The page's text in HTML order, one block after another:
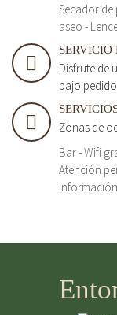
Secador de
aseo -
Disfrute de
bajo
Zonas de
Bar - Wifi
Atención